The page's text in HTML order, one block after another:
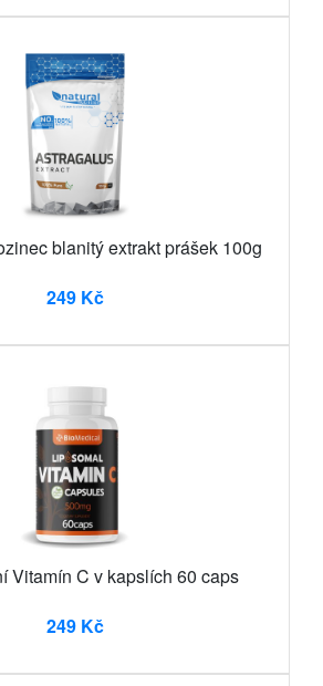
blanitý extrakt prášek 100g
249 Kč
Vitamín C v kapslích 60 caps
249 Kč